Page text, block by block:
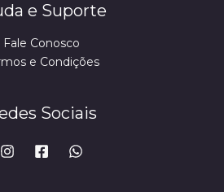
e Suporte
Fale Conosco
e Condições
Sociais